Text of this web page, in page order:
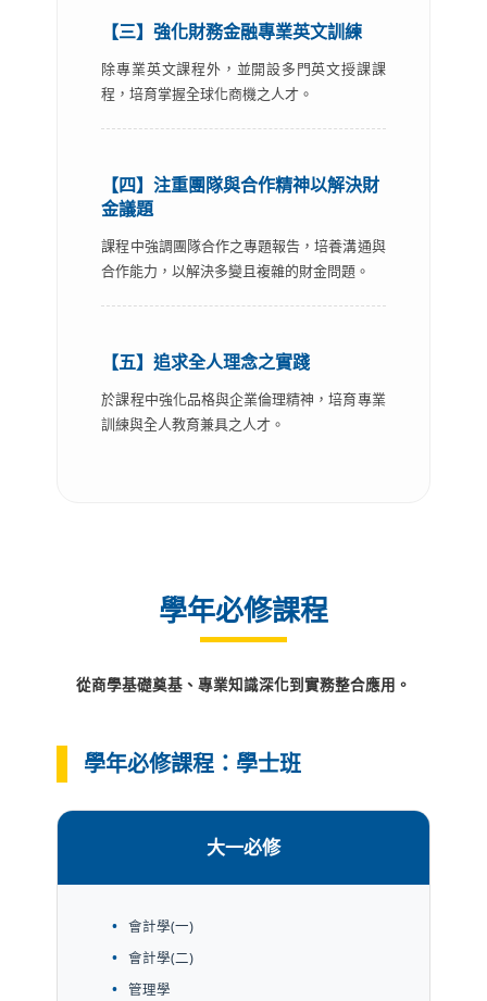
【三】強化財務金融專業英文訓練
除專業英文課程外，並開設多門英文授課課
程，培育掌握全球化商機之人才。
【四】注重團隊與合作精神以解決財
金議題
課程中強調團隊合作之專題報告，培養溝通與
合作能力，以解決多變且複雜的財金問題。
【五】追求全人理念之實踐
於課程中強化品格與企業倫理精神，培育專業
訓練與全人教育兼具之人才。
學年必修課程
從商學基礎奠基、專業知識深化到實務整合應用。
學年必修課程：學士班
大一必修
會計學(一)
會計學(二)
管理學